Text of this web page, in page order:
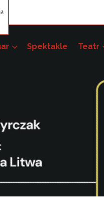
Spektakle Teatr
Pakiet szkoleń